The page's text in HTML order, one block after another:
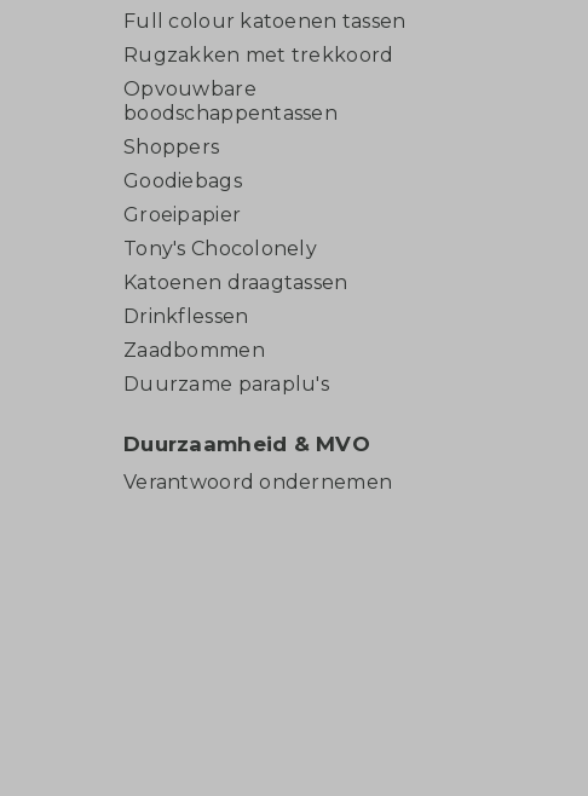
Full colour katoenen tassen
Rugzakken met trekkoord
Opvouwbare
boodschappentassen
Shoppers
Goodiebags
Groeipapier
Tony's Chocolonely
Katoenen draagtassen
Drinkflessen
Zaadbommen
Duurzame paraplu's
Duurzaamheid & MVO
Verantwoord ondernemen